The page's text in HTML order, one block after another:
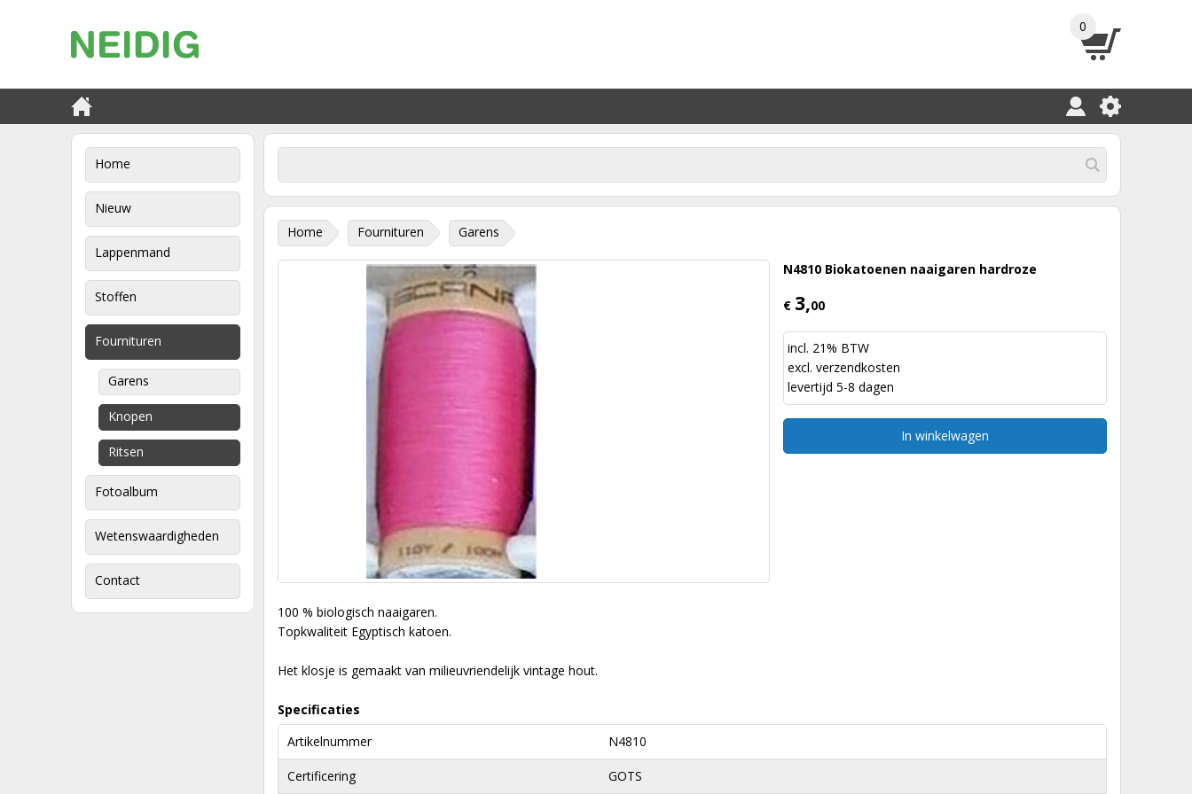
0
Home
Nieuw
Lappenmand
Stoffen
Fournituren
Garens
Knopen
Ritsen
Fotoalbum
Wetenswaardigheden
Contact
Home Fournituren Garens
N4810 Biokatoenen naaigaren hardroze
€ 3,00
incl. 21% BTW
excl. verzendkosten
levertijd 5-8 dagen
In winkelwagen
100 % biologisch naaigaren.
Topkwaliteit Egyptisch katoen.
Het klosje is gemaakt van milieuvriendelijk vintage hout.
Specificaties
Artikelnummer
N4810
Certificering GOTS